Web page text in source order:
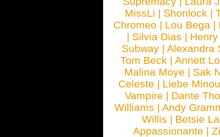
MissLi | Shonlock |
Chromeo | Lou Bega |
| Silvia Dias |
Subway |Alexandra
Tom Beck |Annett
Malina Moye | Sak
Celeste | Liebe Minou
Vampire | Dante
Williams | Andy
Willis | Betsie
Appassionante |